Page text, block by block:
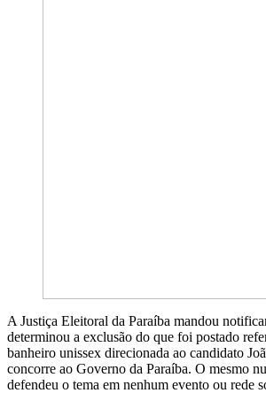
A Justiça Eleitoral da Paraíba mandou
determinou a exclusão do que foi postado
banheiro unissex direcionada ao candidato
concorre ao Governo da Paraíba. O mesmo
defendeu o tema em nenhum evento ou rede